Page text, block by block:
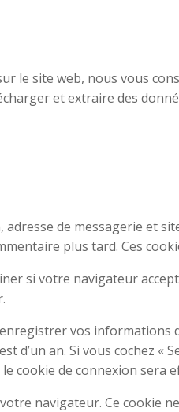
le site web, nous vous
et extraire des
de messagerie et
plus tard. Ces
si votre navigateur
vos informations
d’un an. Si vous cochez «
cookie de connexion sera
navigateur. Ce cookie